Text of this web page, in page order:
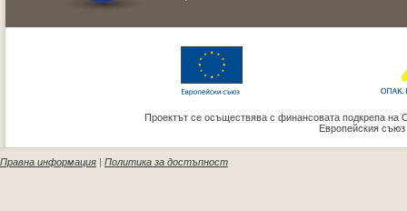
Проектът се осъществява с финансовата подкрепа на
Европейския
Правна информация | Политика за достъпност